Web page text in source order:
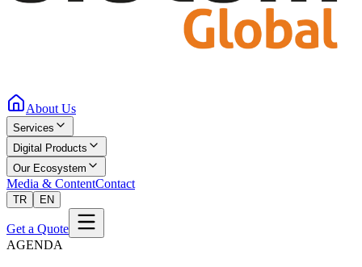
About Us
Services
Digital Products
Our Ecosystem
Media & ContentContact
TR EN
Get a Quote
AGENDA